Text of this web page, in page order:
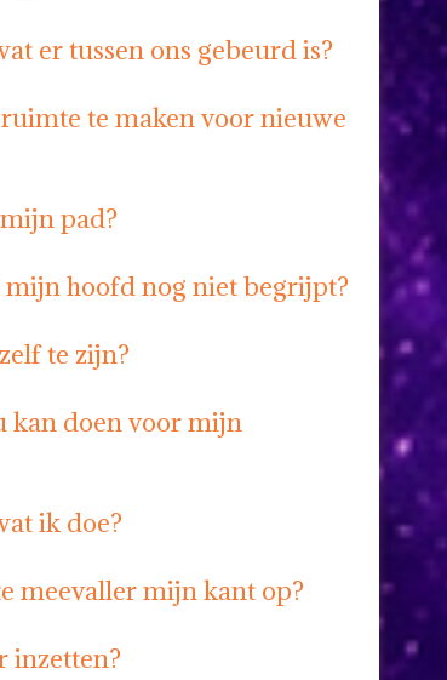
er tussen ons gebeurd is?
te maken voor nieuwe
pad?
hoofd nog niet begrijpt?
te zijn?
kan doen voor mijn
ik doe?
meevaller mijn kant op?
inzetten?